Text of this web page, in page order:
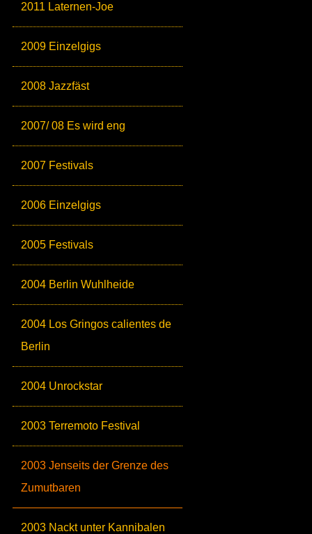
2011 Laternen-Joe
2009 Einzelgigs
2008 Jazzfäst
2007/ 08 Es wird eng
2007 Festivals
2006 Einzelgigs
2005 Festivals
2004 Berlin Wuhlheide
2004 Los Gringos calientes de
Berlin
2004 Unrockstar
2003 Terremoto Festival
2003 Jenseits der Grenze des
Zumutbaren
2003 Nackt unter Kannibalen